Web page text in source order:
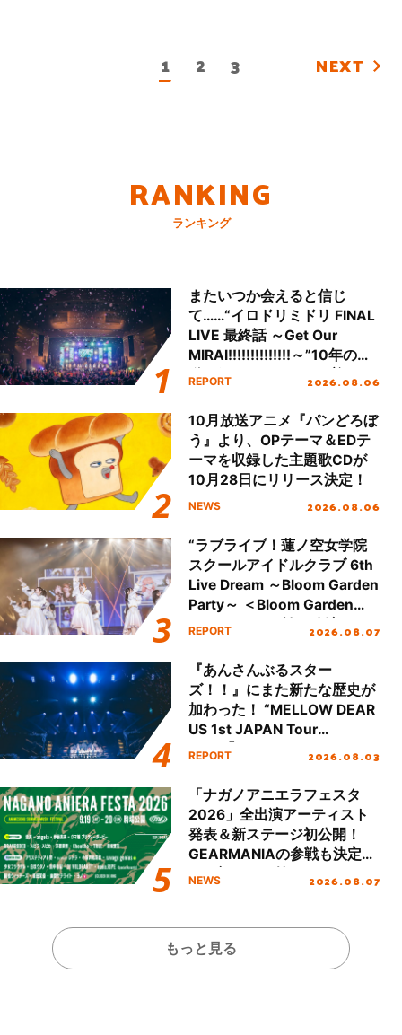
1 2 3 NEXT
RANKING
ランキング
またいつか会えると信じ
て……“イロドリミドリ FINAL
LIVE 最終話 ～Get Our
MIRAI!!!!!!!!!!!!!!～”10年の活
動を経てファイナルを迎える
REPORT 2026.08.06
10月放送アニメ『パンどろぼ
う』より、OPテーマ＆EDテ
ーマを収録した主題歌CDが
10月28日にリリース決定！
NEWS 2026.08.06
“ラブライブ！蓮ノ空女学院
スクールアイドルクラブ 6th
Live Dream ～Bloom Garden
Party～ ＜Bloom Garden
Party Stage／埼玉公演＞”
REPORT 2026.08.07
『あんさんぶるスター
ズ！！』にまた新たな歴史が
加わった！ “MELLOW DEAR
US 1st JAPAN Tour
Final「NICE to meet YOU
ート!!
REPORT 2026.08.03
「ナガノアニエラフェスタ
2026」全出演アーティスト
発表＆新ステージ初公開！
GEARMANIAの参戦も決定
し、初となる第3ステージの
NEWS 2026.08.07
もっと見る